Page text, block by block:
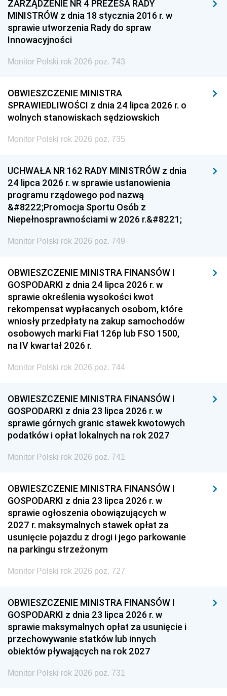
ZARZĄDZENIE NR 4 PREZESA RADY
MINISTRÓW z dnia 18 stycznia 2016 r. w
sprawie utworzenia Rady do spraw
Innowacyjności
Monitor Polski rok 2026 poz. 743
OBWIESZCZENIE MINISTRA
SPRAWIEDLIWOŚCI z dnia 24 lipca 2026 r. o
wolnych stanowiskach sędziowskich
Monitor Polski rok 2026 poz. 735
UCHWAŁA NR 162 RADY MINISTRÓW z dnia
24 lipca 2026 r. w sprawie ustanowienia
programu rządowego pod nazwą
&#8222;Promocja Sportu Osób z
Niepełnosprawnościami w 2026 r.&#8221;
Monitor Polski rok 2026 poz. 749
OBWIESZCZENIE MINISTRA FINANSÓW I
GOSPODARKI z dnia 24 lipca 2026 r. w
sprawie określenia wysokości kwot
rekompensat wypłacanych osobom, które
wniosły przedpłaty na zakup samochodów
osobowych marki Fiat 126p lub FSO 1500,
na IV kwartał 2026 r.
Monitor Polski rok 2026 poz. 744
OBWIESZCZENIE MINISTRA FINANSÓW I
GOSPODARKI z dnia 23 lipca 2026 r. w
sprawie górnych granic stawek kwotowych
podatków i opłat lokalnych na rok 2027
Monitor Polski rok 2026 poz. 741
OBWIESZCZENIE MINISTRA FINANSÓW I
GOSPODARKI z dnia 23 lipca 2026 r. w
sprawie ogłoszenia obowiązujących w
2027 r. maksymalnych stawek opłat za
usunięcie pojazdu z drogi i jego parkowanie
na parkingu strzeżonym
Monitor Polski rok 2026 poz. 727
OBWIESZCZENIE MINISTRA FINANSÓW I
GOSPODARKI z dnia 23 lipca 2026 r. w
sprawie maksymalnych opłat za usunięcie i
przechowywanie statków lub innych
obiektów pływających na rok 2027
Monitor Polski rok 2026 poz. 731